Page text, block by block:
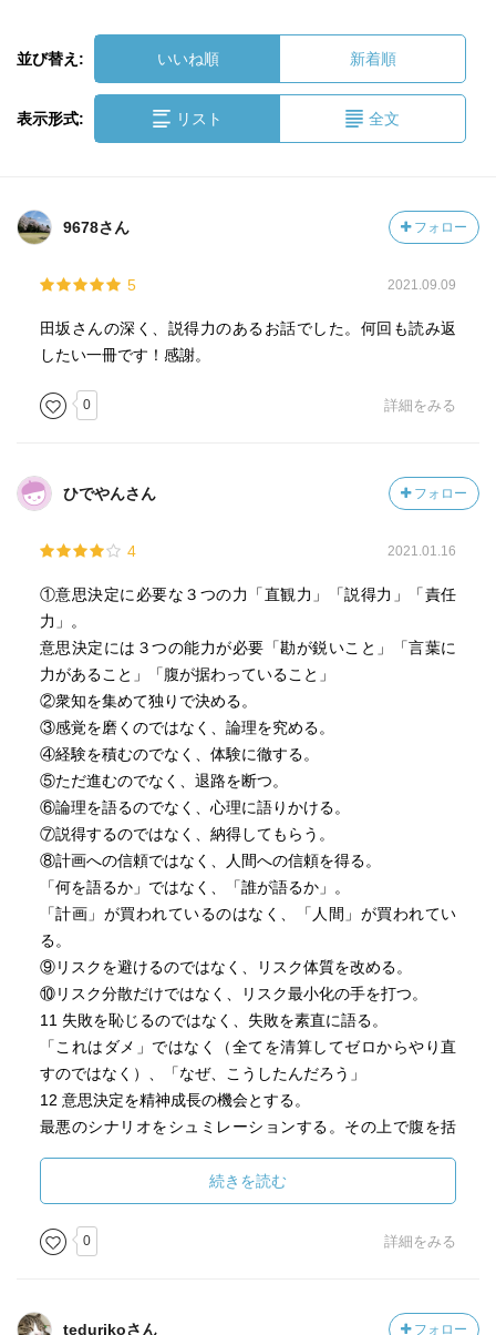
並び替え: いいね順 新着順
表示形式: リスト 全文
9678さん フォロー
5 2021.09.09
田坂さんの深く、説得力のあるお話でした。何回も読み返
したい一冊です！感謝。
0 詳細をみる
ひでやんさん フォロー
4 2021.01.16
①意思決定に必要な３つの力「直観力」「説得力」「責任
力」。
意思決定には３つの能力が必要「勘が鋭いこと」「言葉に
力があること」「腹が据わっていること」
②衆知を集めて独りで決める。
③感覚を磨くのではなく、論理を究める。
④経験を積むのでなく、体験に徹する。
⑤ただ進むのでなく、退路を断つ。
⑥論理を語るのでなく、心理に語りかける。
⑦説得するのではなく、納得してもらう。
⑧計画への信頼ではなく、人間への信頼を得る。
「何を語るか」ではなく、「誰が語るか」。
「計画」が買われているのはなく、「人間」が買われてい
る。
⑨リスクを避けるのではなく、リスク体質を改める。
⑩リスク分散だけではなく、リスク最小化の手を打つ。
11 失敗を恥じるのではなく、失敗を素直に語る。
「これはダメ」ではなく（全てを清算してゼロからやり直
すのではなく）、「なぜ、こうしたんだろう」
12 意思決定を精神成長の機会とする。
最悪のシナリオをシュミレーションする。その上で腹を括
続きを読む
0 詳細をみる
tedurikoさん フォロー